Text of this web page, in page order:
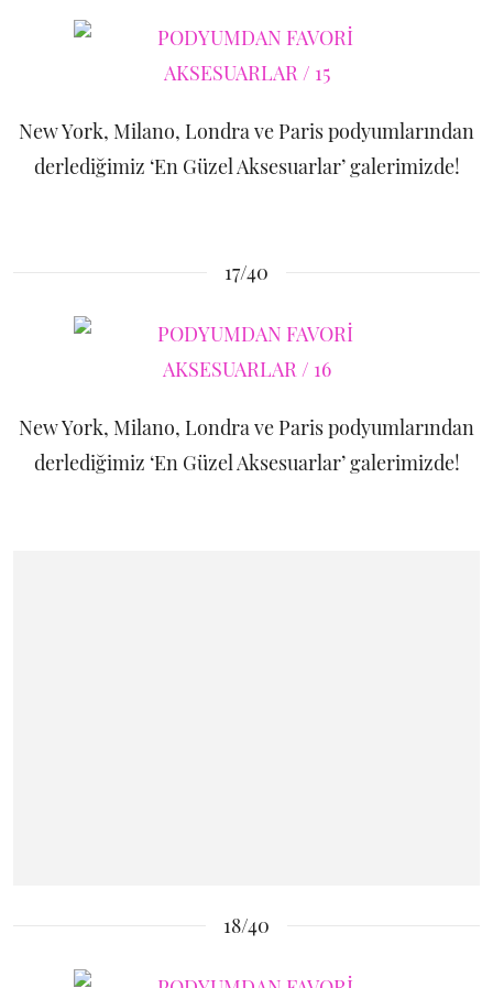
New York, Milano, Londra ve Paris podyumlarından
derlediğimiz ‘En Güzel Aksesuarlar’ galerimizde!
17/40
New York, Milano, Londra ve Paris podyumlarından
derlediğimiz ‘En Güzel Aksesuarlar’ galerimizde!
18/40